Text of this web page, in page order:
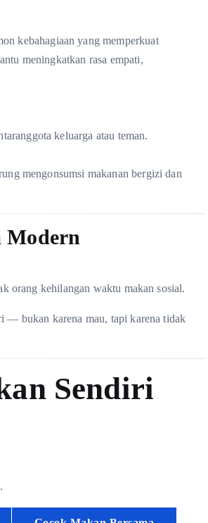
kebahagiaan yang memperkuat
meningkatkan rasa empati,
keluarga atau teman.
mengonsumsi makanan bergizi dan
Modern
orang kehilangan waktu makan sosial.
— bukan karena mau, tapi karena tidak
Sendiri